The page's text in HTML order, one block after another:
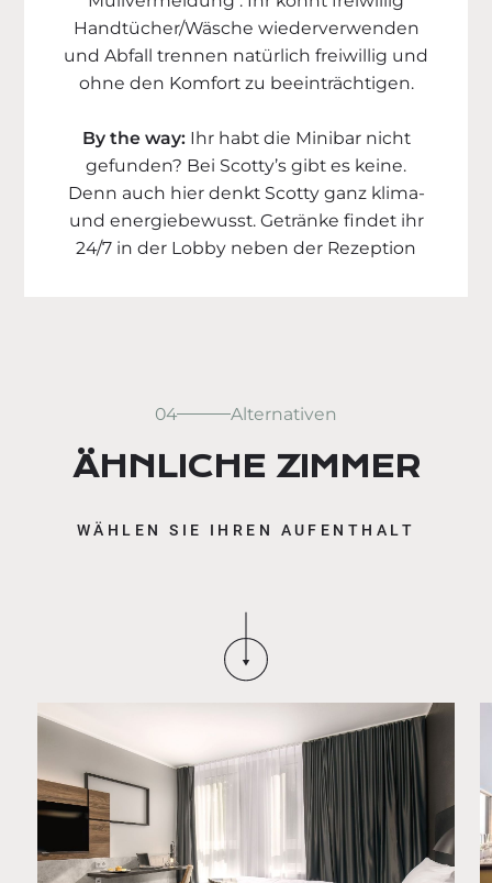
Handtücher/Wäsche wiederverwenden
und Abfall trennen natürlich freiwillig und
ohne den Komfort zu beeinträchtigen.
By the way:Ihr habt die Minibar nicht
gefunden? Bei Scotty’s gibt es keine.
Denn auch hier denkt Scotty ganz klima-
und energiebewusst. Getränke findet ihr
24/7 in der Lobby neben der Rezeption
04 Alternativen
ÄHNLICHE ZIMMER
WÄHLEN SIE IHREN AUFENTHALT